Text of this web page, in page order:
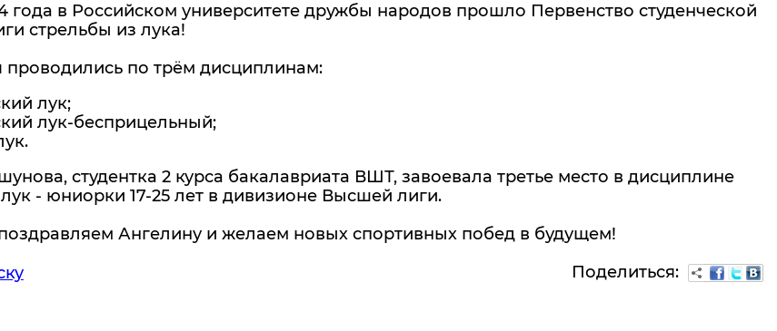
года в Российском университете дружбы народов прошло Первенство студенческой
стрельбы из лука!
проводились по трём дисциплинам:
лук;
лук-бесприцельный;
студентка 2 курса бакалавриата ВШТ, завоевала третье место в дисциплине
- юниорки 17-25 лет в дивизионе Высшей лиги.
Ангелину и желаем новых спортивных побед в будущем!
Поделиться: